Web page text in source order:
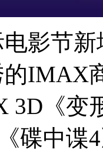
影节
IMAX
3D《变
碟中谍